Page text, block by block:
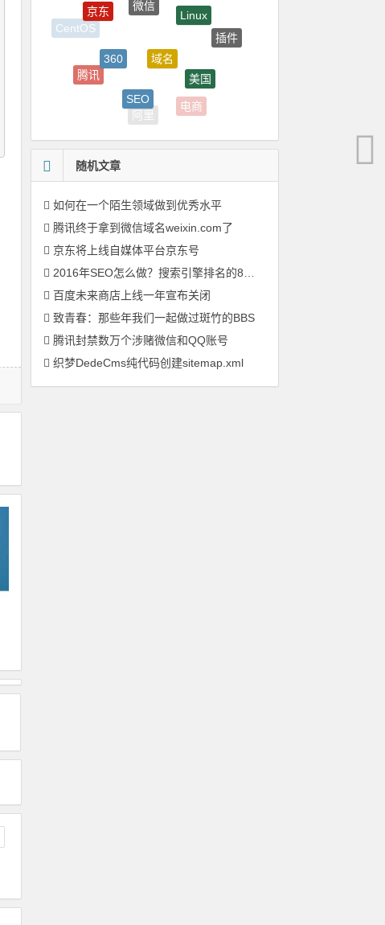
CentOS 插件
腾讯
电商
阿里
随机文章
如何在一个陌生领域做到优秀水平
腾讯终于拿到微信域名weixin.com了
京东将上线自媒体平台京东号
2016年SEO怎么做？搜索引擎排名的8大优化原则
百度未来商店上线一年宣布关闭
致青春：那些年我们一起做过斑竹的BBS
腾讯封禁数万个涉赌微信和QQ账号
织梦DedeCms纯代码创建sitemap.xml